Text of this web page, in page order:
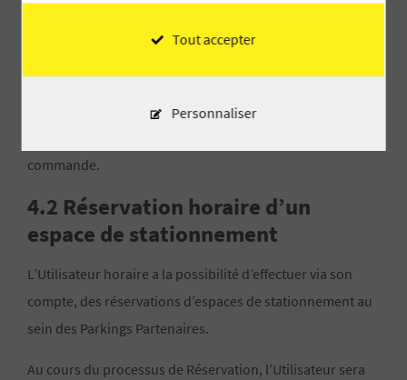
l’assistance de LPA dont les coordonnées sont indiquées
commande.
4.2 Réservation horaire d’un
espace de stationnement
L’Utilisateur horaire a la possibilité d’effectuer via son
compte, des réservations d’espaces de stationnement au
sein des Parkings Partenaires.
Au cours du processus de Réservation, l’Utilisateur sera
Tout accepter
Personnaliser